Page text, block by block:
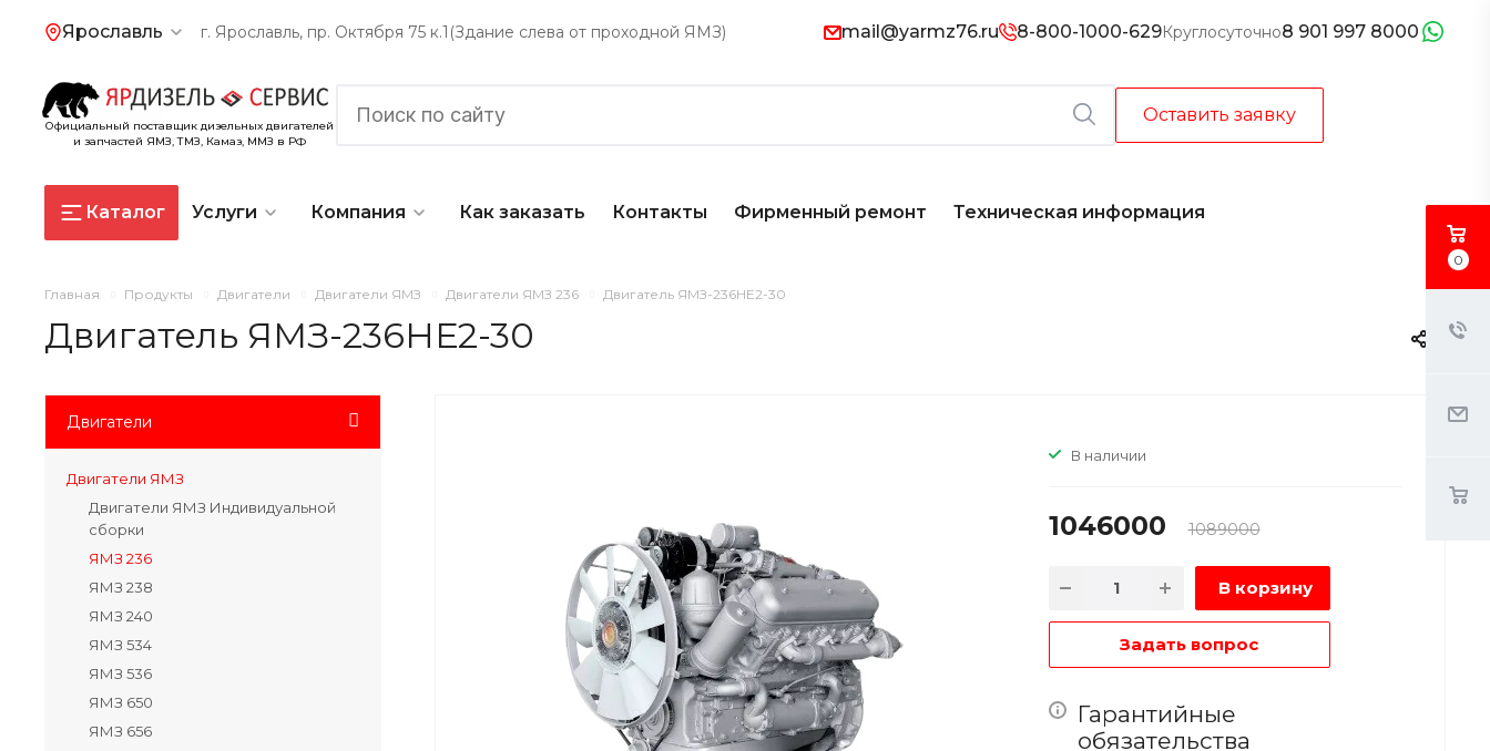
Ярославль г. Ярославль, пр. Октября 75 к.1(Здание слева от проходной ЯМЗ) mail@yarmz76.ru 8-800-1000-629Круглосуточно8 901 997 8000
Официальный поставщик дизельных двигателей
и запчастей ЯМЗ, ТМЗ, Камаз, ММЗ в РФ
Оставить заявку
Каталог Услуги Компания Как заказать Контакты Фирменный ремонт Техническая информация
Главная Продукты Двигатели Двигатели ЯМЗ Двигатели ЯМЗ 236 Двигатель ЯМЗ-236НЕ2-30
Двигатель ЯМЗ-236НЕ2-30
В наличии
1046000 1089000
В корзину
Задать вопрос
Гарантийные
обязательства
Двигатели
Двигатели ЯМЗ
Двигатели ЯМЗ Индивидуальной
сборки
ЯМЗ 236
ЯМЗ 238
ЯМЗ 240
ЯМЗ 534
ЯМЗ 536
ЯМЗ 650
ЯМЗ 656
0